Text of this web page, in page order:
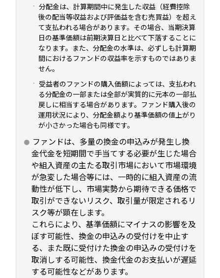
分配金は、計算期間中に発生した収益（経費控除
後の配当等収益および評価益を含む売買益）を超え
て支払われる場合があります。その場合、当期決算
日の基準価額は前期決算日と比べて下落することに
なります。また、分配金の水準は、必ずしも計算期
間におけるファンドの収益率を示すものではありま
せん。
受益者のファンドの購入価額によっては、支払われ
る分配金の一部または全部が実質的に元本の一部払
戻しに相当する場合があります。ファンド購入後の
運用状況により、分配金額より基準価額の値上がり
が小さかった場合も同様です。
ファンドは、多量の換金の申込みが発生し換
金代金を短期間で手当てする必要が生じた場合
や組入資産の主たる取引市場において市場環境
が急変した場合等には、一時的に組入資産の流
動性が低下し、市場実勢から期待できる価格で
取引ができないリスク、取引量が限定されるリ
スク等が顕在します。
これらにより、基準価額にマイナスの影響を及
ぼす可能性、換金の申込みの受付けを中止す
る、また既に受付けた換金の申込みの受付けを
取消しする可能性、換金代金のお支払いが遅延
する可能性などがあります。